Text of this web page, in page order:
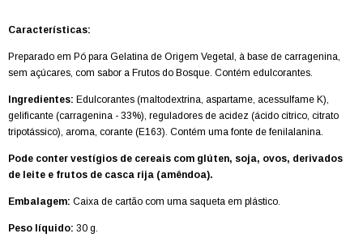
Características:
Preparado em Pó para Gelatina de Origem Vegetal, à base de carragenina,
sem açúcares, com sabor a Frutos do Bosque. Contém edulcorantes.
Ingredientes: Edulcorantes (maltodextrina, aspartame, acessulfame K),
gelificante (carragenina - 33%), reguladores de acidez (ácido cítrico, citrato
tripotássico), aroma, corante (E163). Contém uma fonte de fenilalanina.
Pode conter vestígios de cereais com glúten, soja, ovos, derivados
de leite e frutos de casca rija (amêndoa).
Embalagem: Caixa de cartão com uma saqueta em plástico.
Peso líquido: 30 g.